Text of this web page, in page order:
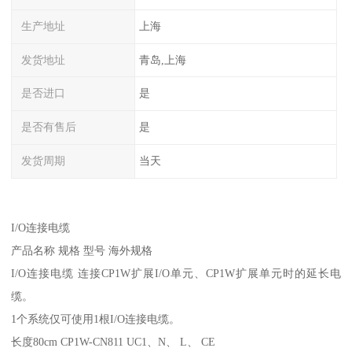
生产地址 上海
发货地址 青岛,上海
是否进口 是
是否有售后 是
发货周期 当天
I/O连接电缆
产品名称 规格 型号 海外规格
I/O连接电缆 连接CP1W扩展I/O单元、CP1W扩展单元时的延长电
缆。
1个系统仅可使用1根I/O连接电缆。
长度80cm CP1W-CN811 UC1、N、 L、 CE